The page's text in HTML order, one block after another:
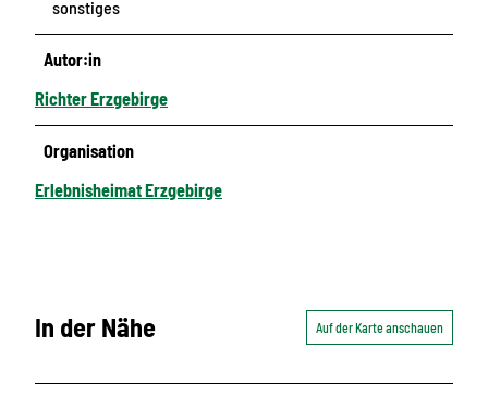
sonstiges
Autor:in
Richter Erzgebirge
Organisation
Erlebnisheimat Erzgebirge
In der Nähe Auf der Karte anschauen